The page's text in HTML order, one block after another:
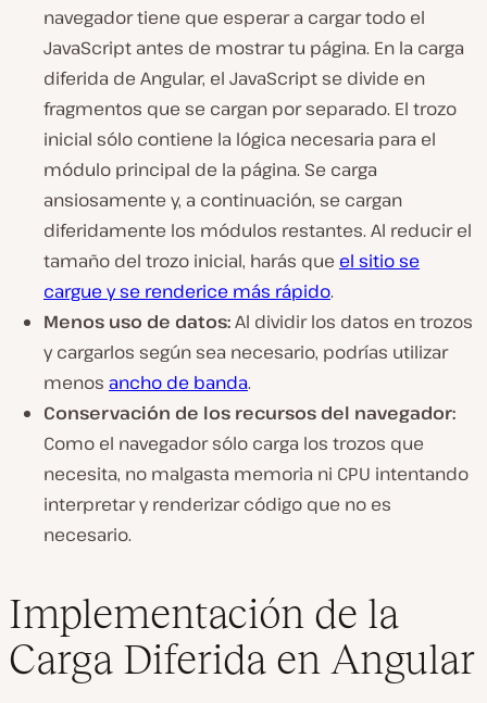
navegador tiene que esperar a cargar todo el
JavaScript antes de mostrar tu página. En la carga
diferida de Angular, el JavaScript se divide en
fragmentos que se cargan por separado. El trozo
inicial sólo contiene la lógica necesaria para el
módulo principal de la página. Se carga
ansiosamente y, a continuación, se cargan
diferidamente los módulos restantes. Al reducir el
tamaño del trozo inicial, harás que el sitio se
cargue y se renderice más rápido.
Menos uso de datos:Al dividir los datos en trozos
y cargarlos según sea necesario, podrías utilizar
menos ancho de banda.
Conservación de los recursos del navegador:
Como el navegador sólo carga los trozos que
necesita, no malgasta memoria ni CPU intentando
interpretar y renderizar código que no es
necesario.
Implementación de la
Carga Diferida en Angular